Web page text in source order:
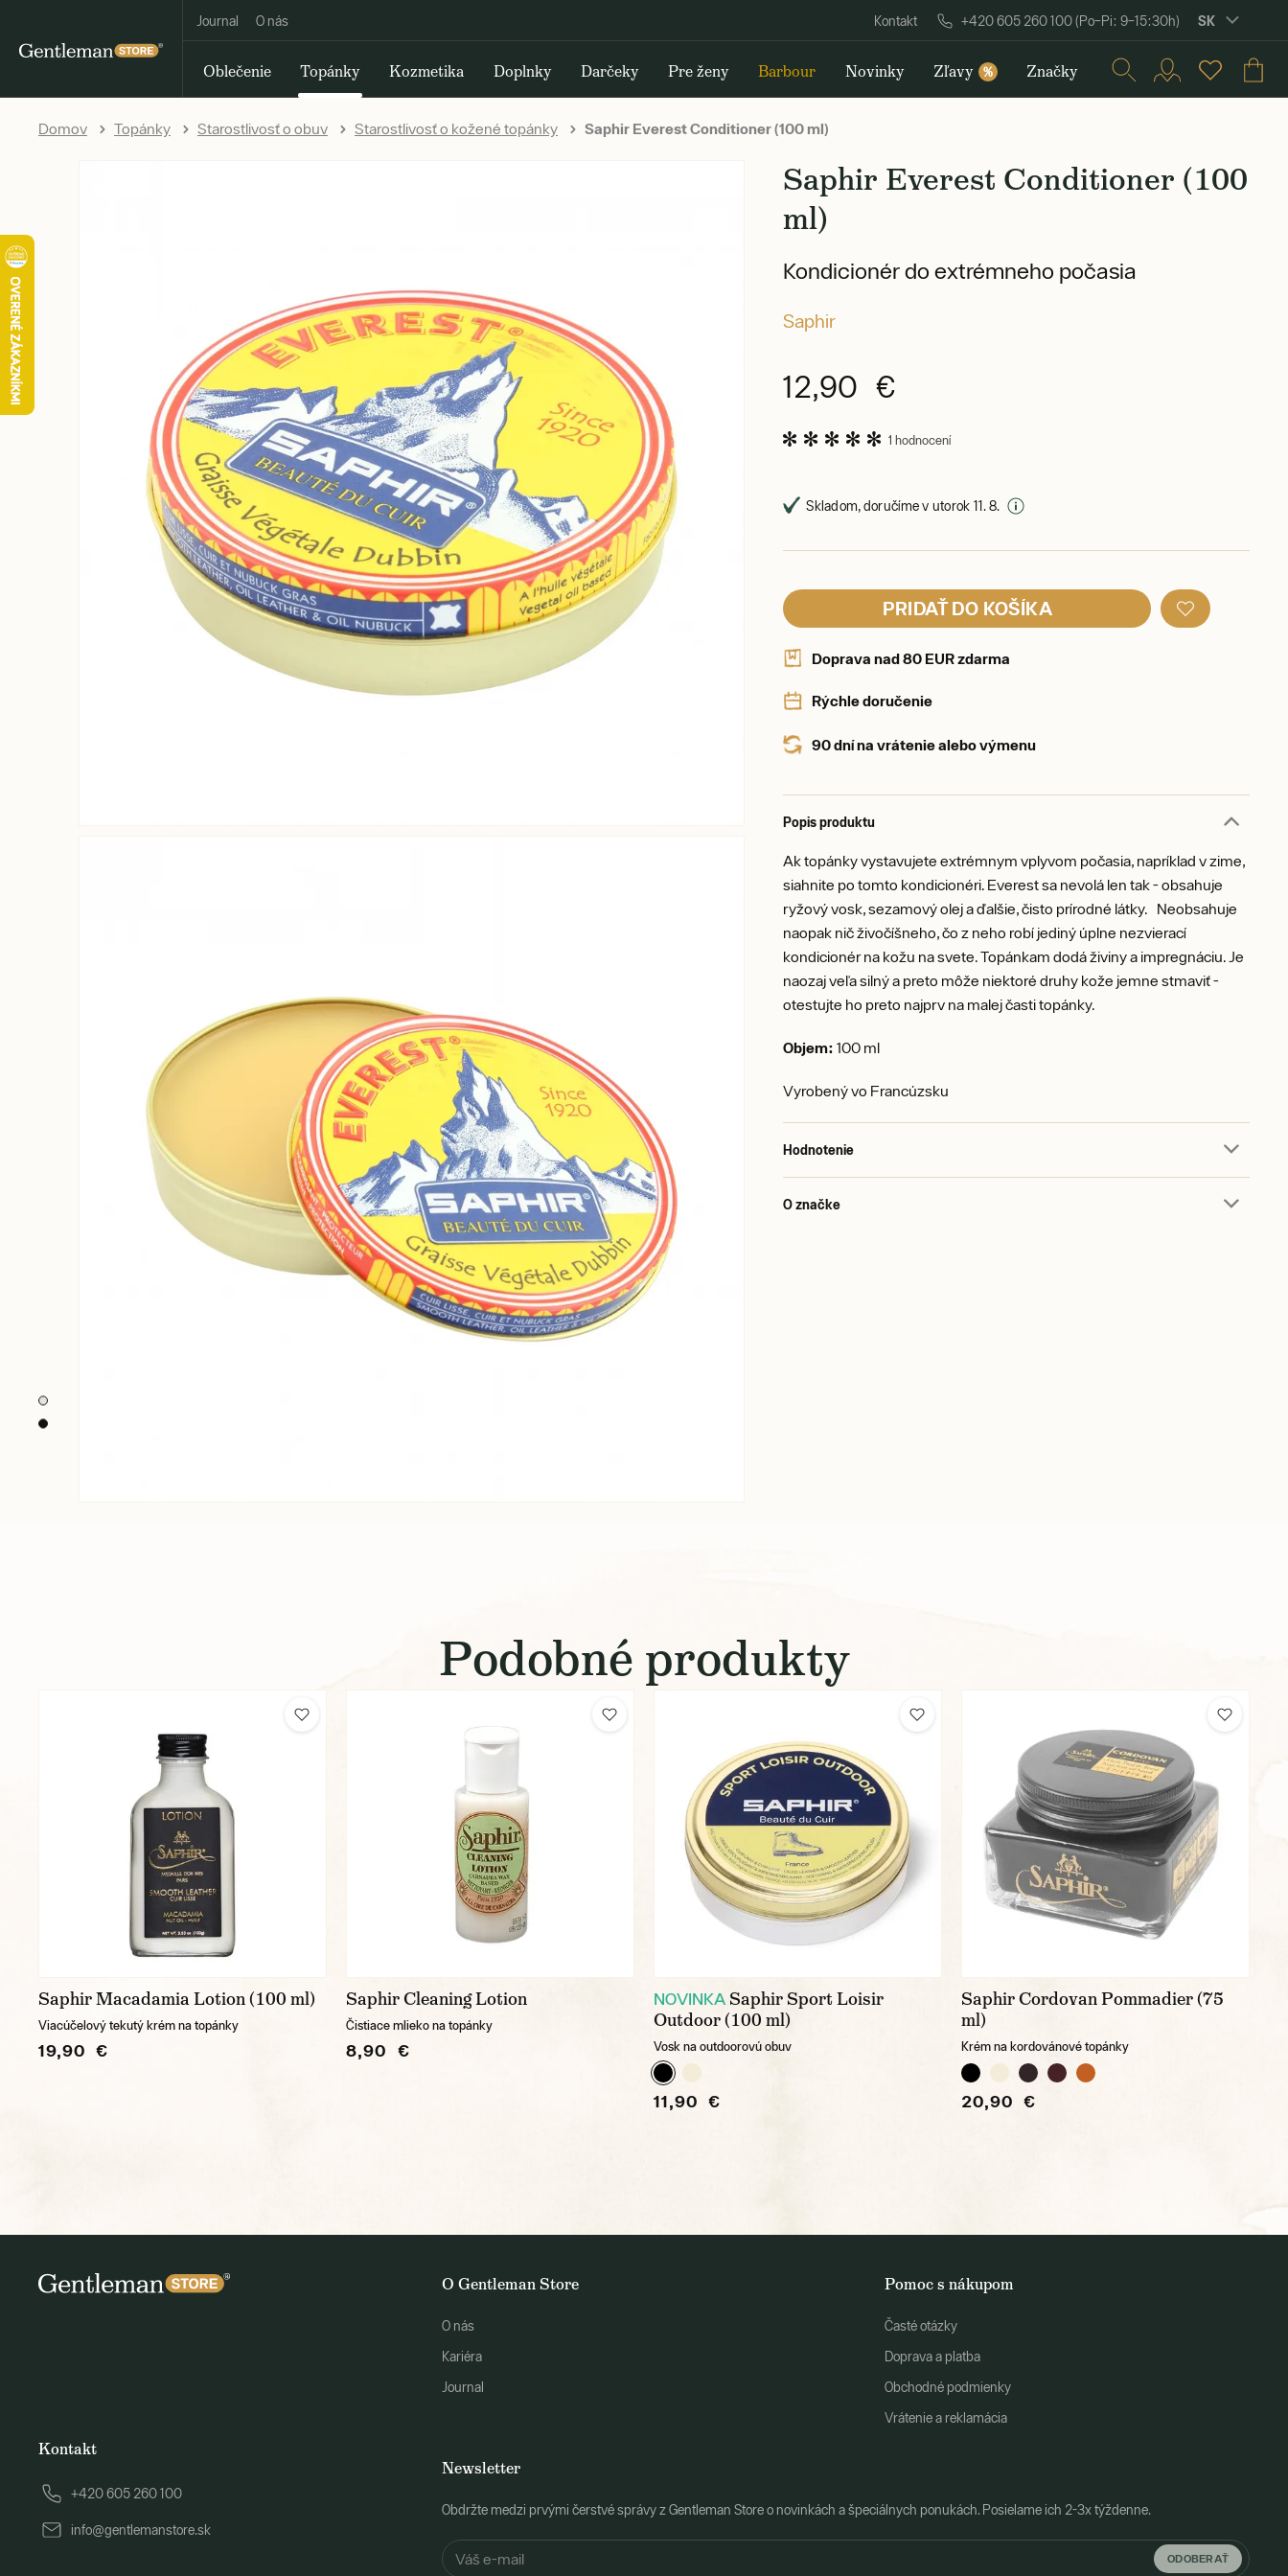
Journal O nás Kontakt +420 605 260 100 (Po–Pi: 9–15:30h) SK
Oblečenie Topánky Kozmetika Doplnky Darčeky Pre ženy Barbour Novinky Zľavy % Značky
Domov Topánky Starostlivosť o obuv Starostlivosť o kožené topánky Saphir Everest Conditioner (100 ml)
Saphir Everest Conditioner (100
ml)
Kondicionér do extrémneho počasia
Saphir
12,90 €
1 hodnocení
Skladom, doručíme v utorok 11. 8.
PRIDAŤ DO KOŠÍKA
Doprava nad 80 EUR zdarma
Rýchle doručenie
90 dní na vrátenie alebo výmenu
Popis produktu
Ak topánky vystavujete extrémnym vplyvom počasia, napríklad v zime,
siahnite po tomto kondicionéri. Everest sa nevolá len tak - obsahuje
ryžový vosk, sezamový olej a ďalšie, čisto prírodné látky. Neobsahuje
naopak nič živočíšneho, čo z neho robí jediný úplne nezvierací
kondicionér na kožu na svete. Topánkam dodá živiny a impregnáciu. Je
naozaj veľa silný a preto môže niektoré druhy kože jemne stmaviť -
otestujte ho preto najprv na malej časti topánky.
Objem: 100 ml
Vyrobený vo Francúzsku
Hodnotenie
O značke
Podobné produkty
Saphir Macadamia Lotion (100 ml)
Viacúčelový tekutý krém na topánky
19,90 €
Saphir Cleaning Lotion
Čistiace mlieko na topánky
8,90 €
NOVINKA Saphir Sport Loisir
Outdoor (100 ml)
Vosk na outdoorovú obuv
11,90 €
Saphir Cordovan Pommadier (75
ml)
Krém na kordovánové topánky
20,90 €
O Gentleman Store
O nás
Kariéra
Journal
Pomoc s nákupom
Časté otázky
Doprava a platba
Obchodné podmienky
Vrátenie a reklamácia
Newsletter
Obdržte medzi prvými čerstvé správy z Gentleman Store o novinkách a špeciálnych ponukách. Posielame ich 2-3x týždenne.
ODOBERAŤ
Kontakt
+420 605 260 100
info@gentlemanstore.sk